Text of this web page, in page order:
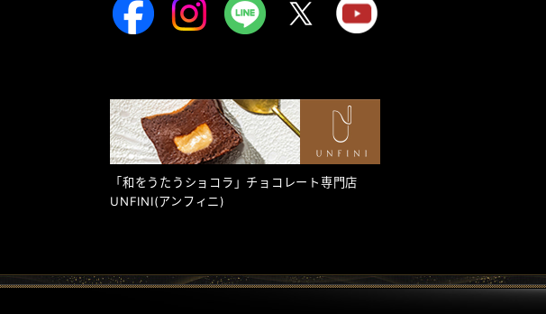
「和をうたうショコラ」チョコレート専門店
UNFINI(アンフィニ)